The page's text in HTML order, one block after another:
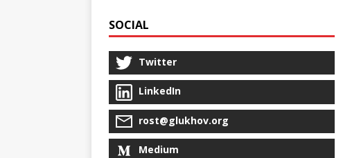
SOCIAL
Twitter
LinkedIn
rost@glukhov.org
Medium